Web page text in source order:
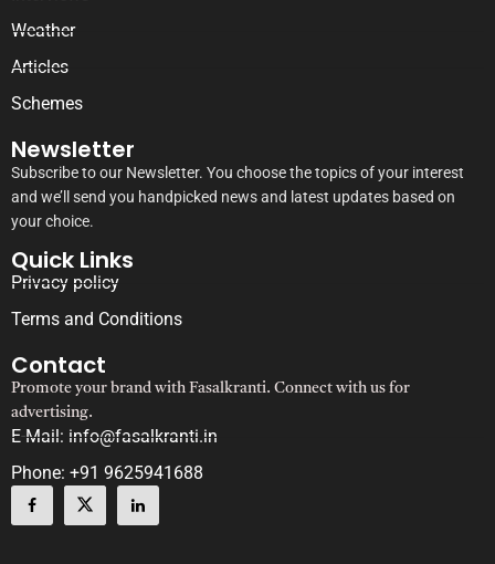
Weather
Articles
Schemes
Newsletter
Subscribe to our Newsletter. You choose the topics of your interest
and we’ll send you handpicked news and latest updates based on
your choice.
Quick Links
Privacy policy
Terms and Conditions
Contact
Promote your brand with Fasalkranti. Connect with us for
advertising.
E-Mail: info@fasalkranti.in
Phone: +91 9625941688